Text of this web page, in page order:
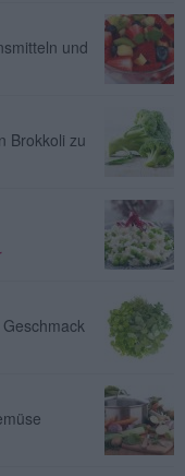
und
Brokkoli zu